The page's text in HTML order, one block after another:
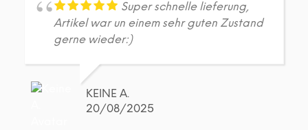
Super schnelle lieferung,
Artikel war un einem sehr guten Zustand
gerne wieder:)
KEINE A.
20/08/2025